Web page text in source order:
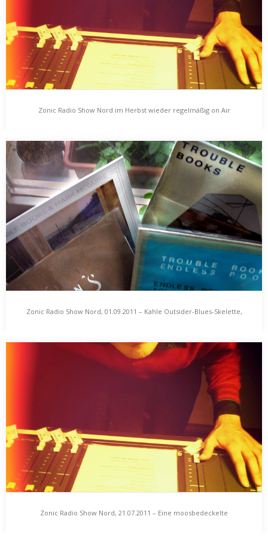
alle Belebtheitsversuche in einem mehrtägigen Silvesterkater
zersumpft sind, kann…
Zonic Radio Show Nord im Herbst wieder
regelmäßig on Air
Wer kennt das nicht? Man kennt das ja: es ist Herbst, man
murmelt sich zuhause ordentlich…
Zonic Radio Show Nord im Herbst wieder regelmäßig on Air
Zonic Radio Show Nord, 01.09.2011 – Kahle Outsider-
Blues-Skelette, Cosmic Neu- und Alt-Folk … und
Der Herbst, diese Herrenstrumpfhose unter den Jahreszeiten,
raschelt sich mal wieder in seiner gedeckten Buntheit in…
Zonic Radio Show Nord, 01.09.2011 – Kahle Outsider-Blues-Skelette,
Cosmic Neu- und Alt-Folk … und Mäuse
Zonic Radio Show Nord, 21.07.2011 – Eine moosbedeckelte